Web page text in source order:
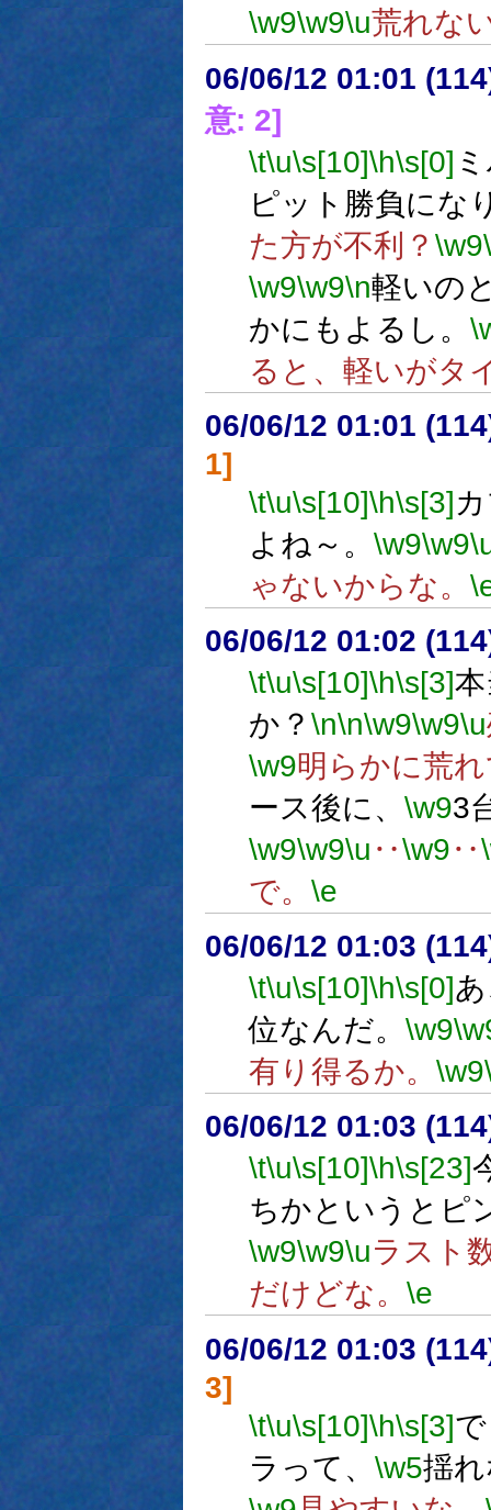
\w9\w9\u荒れな
06/06/12 01:01
意: 2]
\t\u\s[10]\h\s[0]
ピット勝負にな
た方が不利？ \w9
\w9\w9\n軽いの
かにもよるし。
ると、軽いがタ
06/06/12 01:01
1]
\t\u\s[10]\h\s[3]
よね～。 \w9\w9
ゃないからな。
06/06/12 01:02
\t\u\s[10]\h\s[3]
か？ \n\n\w9\w9\u
\w9明らかに荒
ース後に、 \w93
\w9\w9\u ‥\w9‥
で。 \e
06/06/12 01:03
\t\u\s[10]\h\s[0]
位なんだ。 \w9
有り得るか。 \w9
06/06/12 01:03
\t\u\s[10]\h\s[23]
ちかというとピ
\w9\w9\uラスト
だけどな。 \e
06/06/12 01:03
3]
\t\u\s[10]\h\s[3]
ラって、 \w5揺